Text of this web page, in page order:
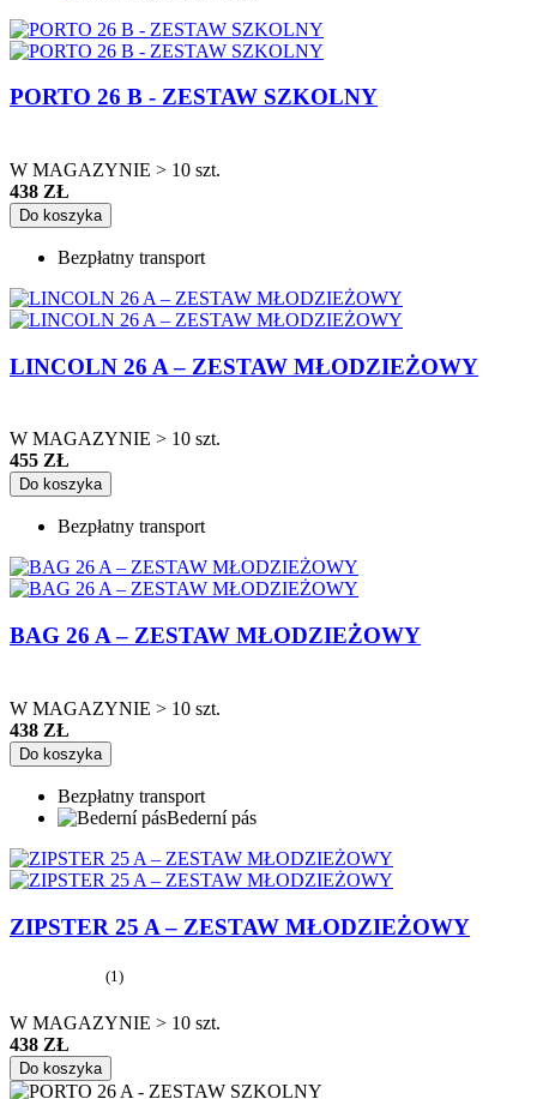
PORTO 26 B - ZESTAW SZKOLNY
W MAGAZYNIE > 10 szt.
438 ZŁ
Do koszyka
Bezpłatny transport
LINCOLN 26 A – ZESTAW MŁODZIEŻOWY
W MAGAZYNIE > 10 szt.
455 ZŁ
Do koszyka
Bezpłatny transport
BAG 26 A – ZESTAW MŁODZIEŻOWY
W MAGAZYNIE > 10 szt.
438 ZŁ
Do koszyka
Bezpłatny transport
Bederní pás
ZIPSTER 25 A – ZESTAW MŁODZIEŻOWY
(1)
W MAGAZYNIE > 10 szt.
438 ZŁ
Do koszyka